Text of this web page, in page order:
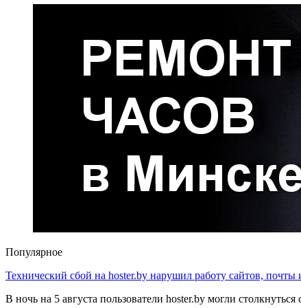
Популярное
Технический сбой на hoster.by нарушил работу сайтов, почты
В ночь на 5 августа пользователи hoster.by могли